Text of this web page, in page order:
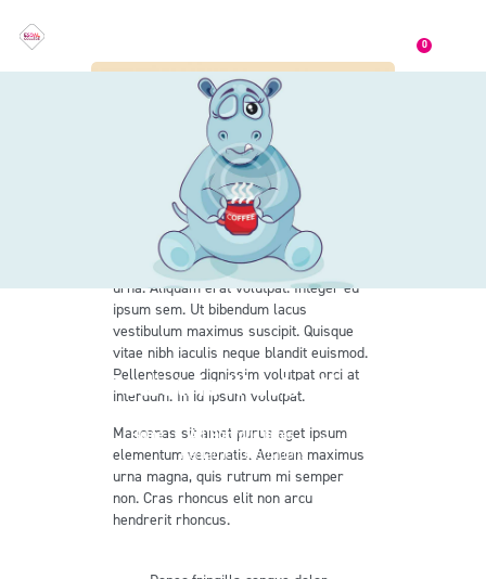
0
Pediatric Illustrations
Home All Portfolio items
...
Pediatric Illustrations
Nam ut rutrum ex, venenatis sollicitudin
urna. Aliquam erat volutpat. Integer eu
ipsum sem. Ut bibendum lacus
vestibulum maximus suscipit. Quisque
vitae nibh iaculis neque blandit euismod.
Pellentesque dignissim volutpat orci at
interdum. In id ipsum volutpat.
Maecenas sit amet purus eget ipsum
elementum venenatis. Aenean maximus
urna magna, quis rutrum mi semper
non. Cras rhoncus elit non arcu
hendrerit rhoncus.